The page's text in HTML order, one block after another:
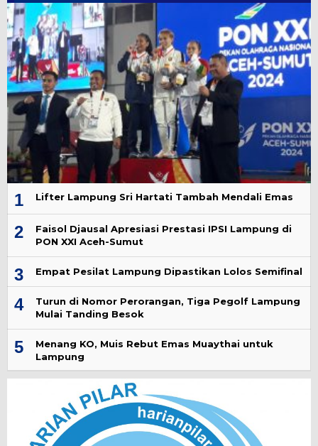
1 Lifter Lampung Sri Hartati Tambah Mendali Emas
2
Faisol Djausal Apresiasi Prestasi IPSI Lampung di
PON XXI Aceh-Sumut
3 Empat Pesilat Lampung Dipastikan Lolos Semifinal
4
Turun di Nomor Perorangan, Tiga Pegolf Lampung
Mulai Tanding Besok
5
Menang KO, Muis Rebut Emas Muaythai untuk
Lampung